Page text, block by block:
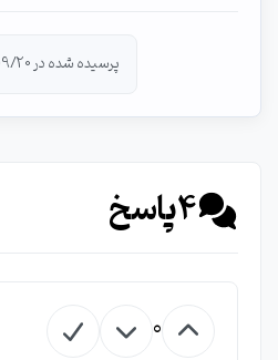
پرسیده شده در 1401/09/20 توسط
4پاسخ
0